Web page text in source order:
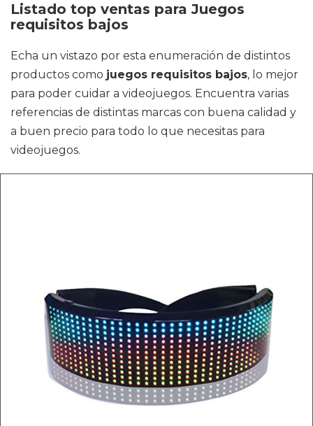
Listado top ventas para Juegos
requisitos bajos
Echa un vistazo por esta enumeración de distintos
productos como juegos requisitos bajos, lo mejor
para poder cuidar a videojuegos. Encuentra varias
referencias de distintas marcas con buena calidad y
a buen precio para todo lo que necesitas para
videojuegos.